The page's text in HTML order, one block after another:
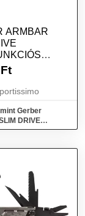
ARMBAR
EZÜST,
Ft
Gerber
DRIVE
zsebkés, ezüst,